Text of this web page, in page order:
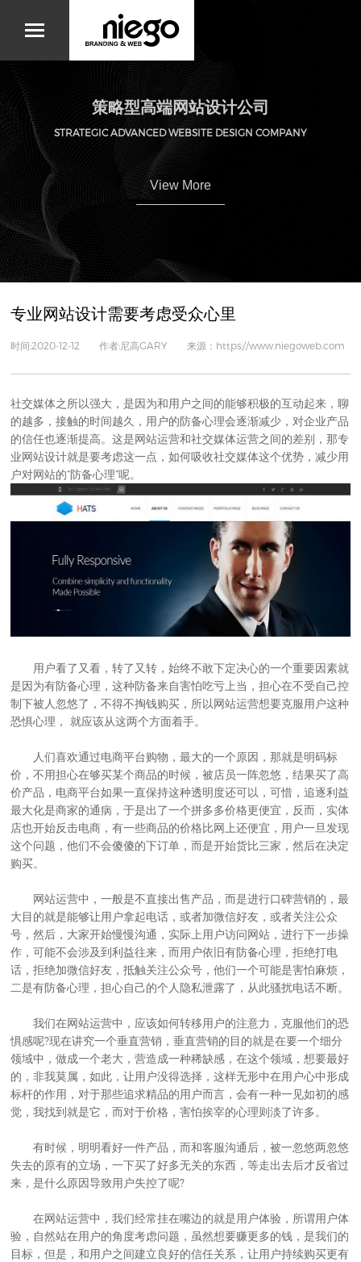
策略型高端网站设计公司
STRATEGIC ADVANCED WEBSITE DESIGN COMPANY
View More
专业网站设计需要考虑受众心里
时间:2020-12-12 作者:尼高GARY 来源：https://www.niegoweb.com
社交媒体之所以强大，是因为和用户之间的能够积极的互动起来，聊
的越多，接触的时间越久，用户的防备心理会逐渐减少，对企业产品
的信任也逐渐提高。这是网站运营和社交媒体运营之间的差别，那专
业网站设计就是要考虑这一点，如何吸收社交媒体这个优势，减少用
户对网站的“防备心理”呢。
用户看了又看，转了又转，始终不敢下定决心的一个重要因素就
是因为有防备心理，这种防备来自害怕吃亏上当，担心在不受自己控
制下被人忽悠了，不得不掏钱购买，所以网站运营想要克服用户这种
恐惧心理， 就应该从这两个方面着手。
人们喜欢通过电商平台购物，最大的一个原因，那就是明码标
价，不用担心在够买某个商品的时候，被店员一阵忽悠，结果买了高
价产品，电商平台如果一直保持这种透明度还可以，可惜，追逐利益
最大化是商家的通病，于是出了一个拼多多价格更便宜，反而，实体
店也开始反击电商，有一些商品的价格比网上还便宜，用户一旦发现
这个问题，他们不会傻傻的下订单，而是开始货比三家，然后在决定
购买。
网站运营中，一般是不直接出售产品，而是进行口碑营销的，最
大目的就是能够让用户拿起电话，或者加微信好友，或者关注公众
号，然后，大家开始慢慢沟通，实际上用户访问网站，进行下一步操
作，可能不会涉及到利益往来，而用户依旧有防备心理，拒绝打电
话，拒绝加微信好友，抵触关注公众号，他们一个可能是害怕麻烦，
二是有防备心理，担心自己的个人隐私泄露了，从此骚扰电话不断。
我们在网站运营中，应该如何转移用户的注意力，克服他们的恐
惧感呢?现在讲究一个垂直营销，垂直营销的目的就是在要一个细分
领域中，做成一个老大，营造成一种稀缺感，在这个领域，想要最好
的，非我莫属，如此，让用户没得选择，这样无形中在用户心中形成
标杆的作用，对于那些追求精品的用户而言，会有一种一见如初的感
觉，我找到就是它，而对于价格，害怕挨宰的心理则淡了许多。
有时候，明明看好一件产品，而和客服沟通后，被一忽悠两忽悠
失去的原有的立场，一下买了好多无关的东西，等走出去后才反省过
来，是什么原因导致用户失控了呢?
在网站运营中，我们经常挂在嘴边的就是用户体验，所谓用户体
验，自然站在用户的角度考虑问题，虽然想要赚更多的钱，是我们的
目标，但是，和用户之间建立良好的信任关系，让用户持续购买更有